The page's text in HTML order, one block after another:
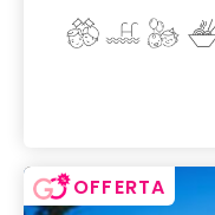
OFFERTA